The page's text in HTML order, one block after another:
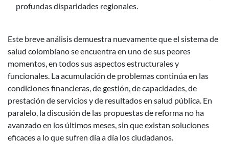
profundas disparidades regionales.
Este breve análisis demuestra nuevamente que el sistema de
salud colombiano se encuentra en uno de sus peores
momentos, en todos sus aspectos estructurales y
funcionales. La acumulación de problemas continúa en las
condiciones financieras, de gestión, de capacidades, de
prestación de servicios y de resultados en salud pública. En
paralelo, la discusión de las propuestas de reforma no ha
avanzado en los últimos meses, sin que existan soluciones
eficaces a lo que sufren día a día los ciudadanos.